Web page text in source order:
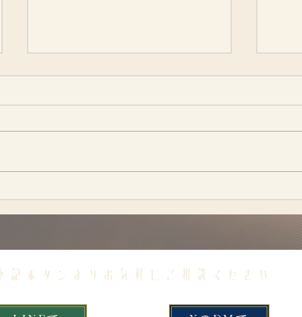
出産予定日 寝不足
​下記ボタンよりお気軽にご相談ください